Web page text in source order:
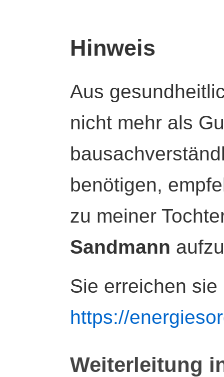
Hinweis
Aus
nicht mehr als
benötigen,
zu meiner
Sandmann
Sie erreichen sie
https://
Weiterleitung